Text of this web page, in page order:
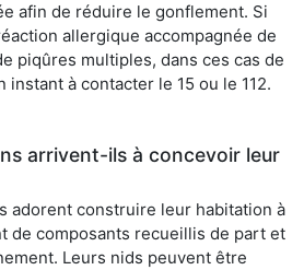
afin de réduire le gonflement. Si
allergique accompagnée de
piqûres multiples, dans ces cas de
instant à contacter le 15 ou le 112.
arrivent-ils à concevoir leur
adorent construire leur habitation à
de composants recueillis de part et
Leurs nids peuvent être